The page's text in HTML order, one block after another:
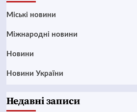
Mіські новини
Міжнародні новини
Новини
Новини України
Недавні записи